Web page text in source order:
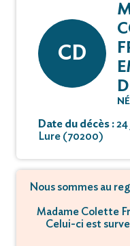
CD
Date du décès :24
Lure (70200)
Nous sommes au
Madame Colette
Celui-ci est